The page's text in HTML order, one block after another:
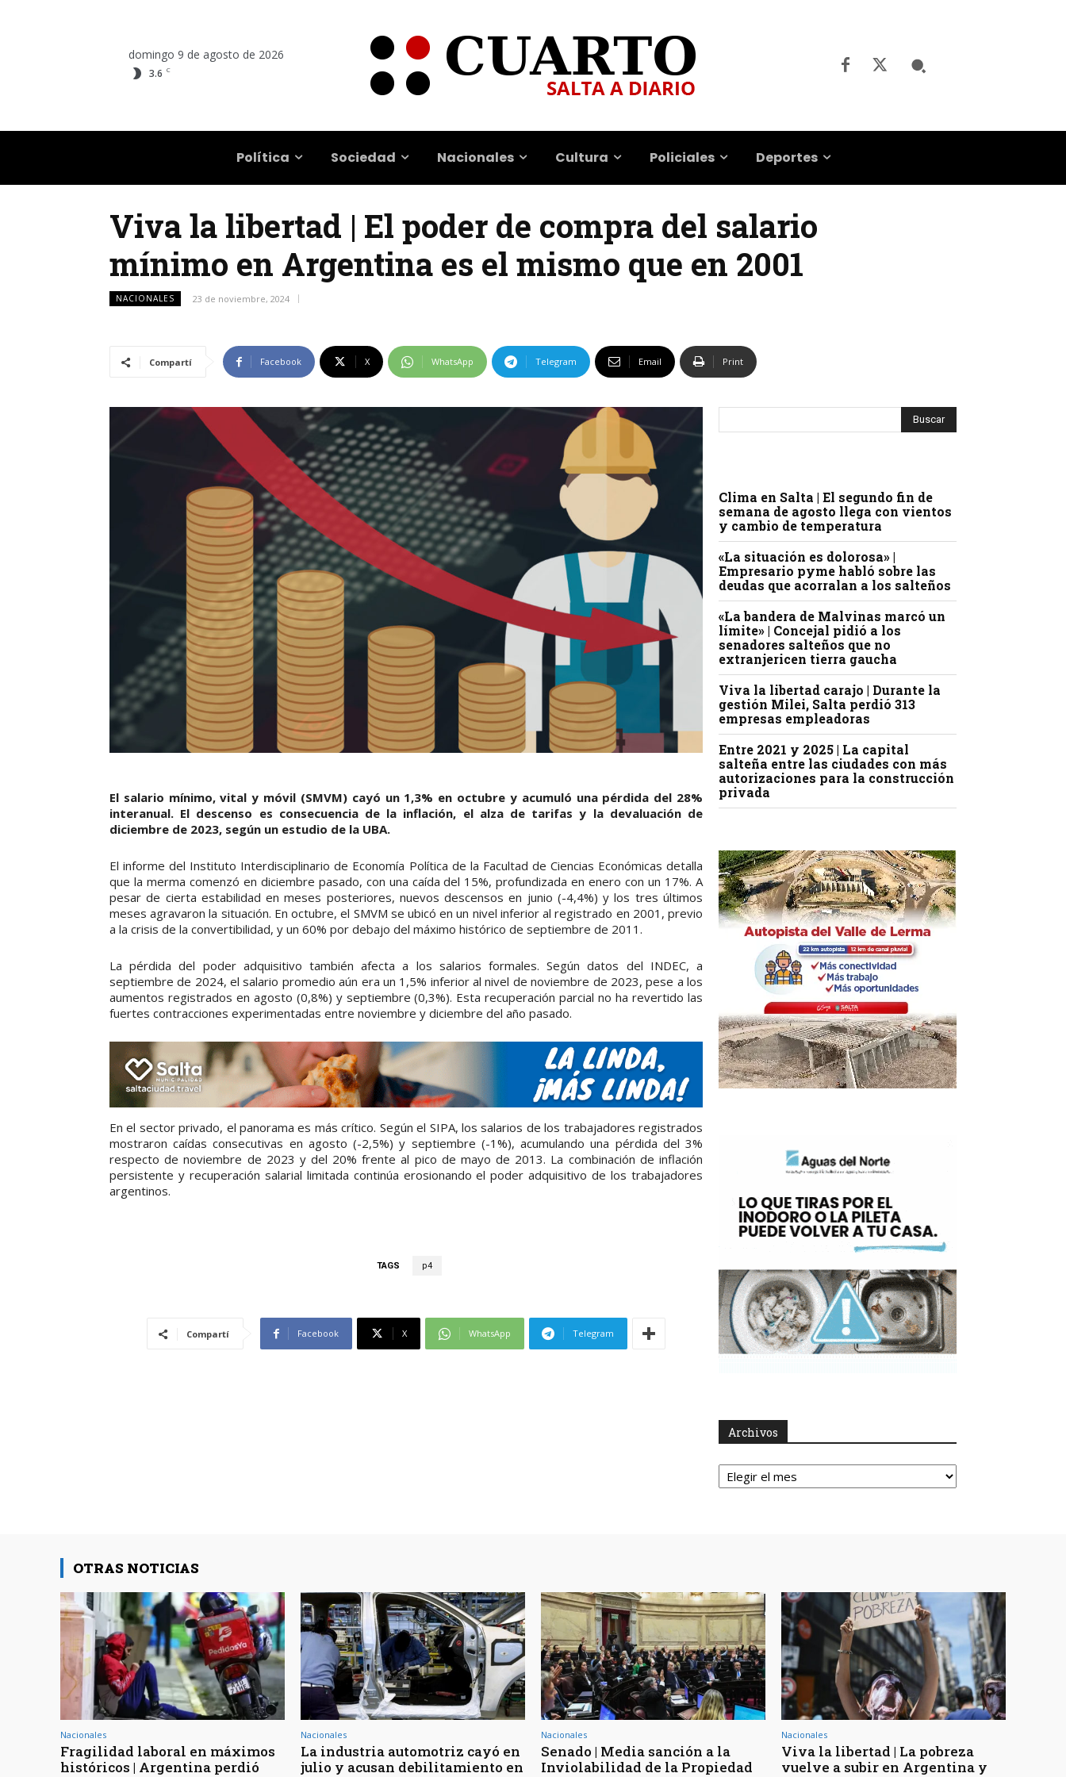
domingo 9 de agosto de 2026
3.6 C
Política Sociedad Nacionales Cultura Policiales Deportes
Viva la libertad | El poder de compra del salario
mínimo en Argentina es el mismo que en 2001
NACIONALES 23 de noviembre, 2024
Compartí Facebook X WhatsApp Telegram Email Print
El salario mínimo, vital y móvil (SMVM) cayó un 1,3% en octubre y acumuló una pérdida del 28%
interanual. El descenso es consecuencia de la inflación, el alza de tarifas y la devaluación de
diciembre de 2023, según un estudio de la UBA.
El informe del Instituto Interdisciplinario de Economía Política de la Facultad de Ciencias Económicas detalla
que la merma comenzó en diciembre pasado, con una caída del 15%, profundizada en enero con un 17%. A
pesar de cierta estabilidad en meses posteriores, nuevos descensos en junio (-4,4%) y los tres últimos
meses agravaron la situación. En octubre, el SMVM se ubicó en un nivel inferior al registrado en 2001, previo
a la crisis de la convertibilidad, y un 60% por debajo del máximo histórico de septiembre de 2011.
La pérdida del poder adquisitivo también afecta a los salarios formales. Según datos del INDEC, a
septiembre de 2024, el salario promedio aún era un 1,5% inferior al nivel de noviembre de 2023, pese a los
aumentos registrados en agosto (0,8%) y septiembre (0,3%). Esta recuperación parcial no ha revertido las
fuertes contracciones experimentadas entre noviembre y diciembre del año pasado.
En el sector privado, el panorama es más crítico. Según el SIPA, los salarios de los trabajadores registrados
mostraron caídas consecutivas en agosto (-2,5%) y septiembre (-1%), acumulando una pérdida del 3%
respecto de noviembre de 2023 y del 20% frente al pico de mayo de 2013. La combinación de inflación
persistente y recuperación salarial limitada continúa erosionando el poder adquisitivo de los trabajadores
argentinos.
TAGS p4
Compartí Facebook X WhatsApp Telegram
Clima en Salta | El segundo fin de
semana de agosto llega con vientos
y cambio de temperatura
«La situación es dolorosa» |
Empresario pyme habló sobre las
deudas que acorralan a los salteños
«La bandera de Malvinas marcó un
límite» | Concejal pidió a los
senadores salteños que no
extranjericen tierra gaucha
Viva la libertad carajo | Durante la
gestión Milei, Salta perdió 313
empresas empleadoras
Entre 2021 y 2025 | La capital
salteña entre las ciudades con más
autorizaciones para la construcción
privada
Archivos
Archivos
OTRAS NOTICIAS
Nacionales
Fragilidad laboral en máximos
históricos | Argentina perdió
Nacionales
La industria automotriz cayó en
julio y acusan debilitamiento en
Nacionales
Senado | Media sanción a la
Inviolabilidad de la Propiedad
Nacionales
Viva la libertad | La pobreza
vuelve a subir en Argentina y